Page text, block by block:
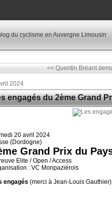
du cyclisme en Auvergne Limousin
<< Quentin Bréant
2024
engagés du 2ème Grand
20 avril 2024
(Dordogne)
Grand Prix du
Elite / Open / Access
: VC Monpaziérois
engagés (merci à Jean-Louis Gauthier)